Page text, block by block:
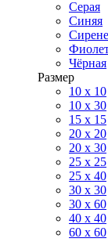
Серая
Синяя
Чёрная
Размер
10 х 10
10 x 30
15 x 15
20 х 20
20 x 30
25 x 25
25 x 40
30 x 30
30 х 60
40 х 40
60 х 60